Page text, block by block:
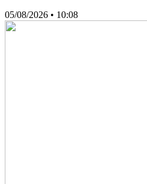
05/08/2026 • 10:08